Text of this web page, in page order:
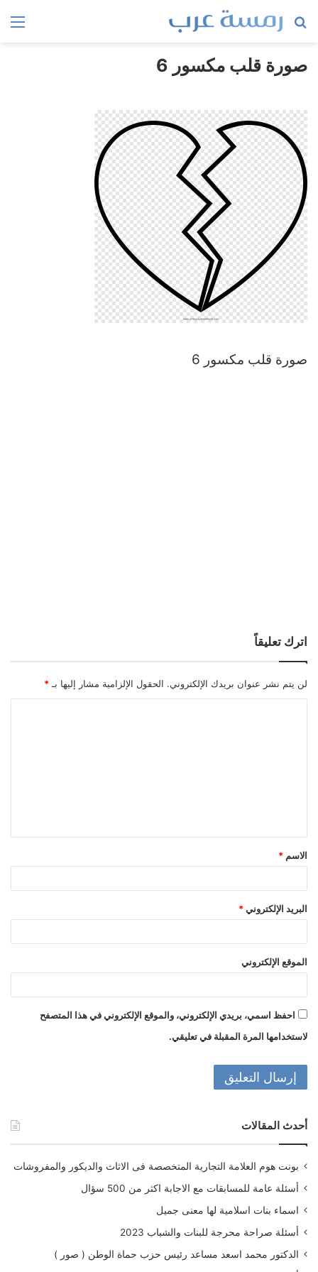
بحث
صورة قلب مكسور 6
صورة قلب مكسور 6
اترك تعليقاً
لن يتم نشر عنوان بريدك الإلكتروني. الحقول الإلزامية مشار إليها بـ *
ق
*
الاسم *
البريد الإلكتروني *
الموقع الإلكتروني
احفظ اسمي، بريدي الإلكتروني، والموقع الإلكتروني في هذا المتصفح
لاستخدامها المرة المقبلة في تعليقي.
أحدث المقالات
بونت هوم العلامة التجارية المتخصصة فى الاثاث والديكور والمفروشات
أسئلة عامة للمسابقات مع الاجابة اكثر من 500 سؤال
اسماء بنات اسلامية لها معنى جميل
أسئلة صراحة محرجة للبنات والشباب 2023
الدكتور محمد اسعد مساعد رئيس حزب حماة الوطن ( صور )